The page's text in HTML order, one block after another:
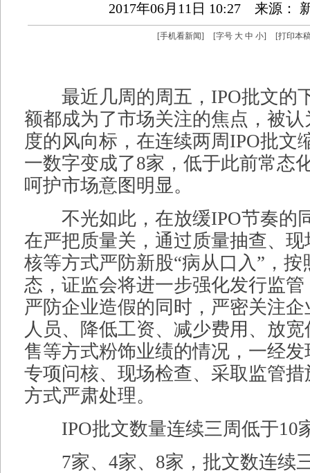
2017年06月11日 10:27 来源：
[手机看新闻] [字号 大 中 小] [打印本
最近几周的周五，IPO批文的
额都成为了市场关注的焦点，被
度的风向标，在连续两周IPO批文
一数字变成了8家，低于此前常态
呵护市场意图明显。
不光如此，在放缓IPO节奏的
在严把质量关，通过质量抽查、
核等方式严防新股“病从口入”，
态，证监会将进一步强化发行监
严防企业造假的同时，严密关注
人员、降低工资、减少费用、放
售等方式粉饰业绩的情况，一经
专项问核、现场检查、采取监管
方式严肃处理。
IPO批文数量连续三周低于10
7家、4家、8家，批文数连续